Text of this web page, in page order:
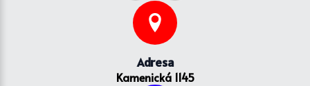
Adresa
Kamenická 1145